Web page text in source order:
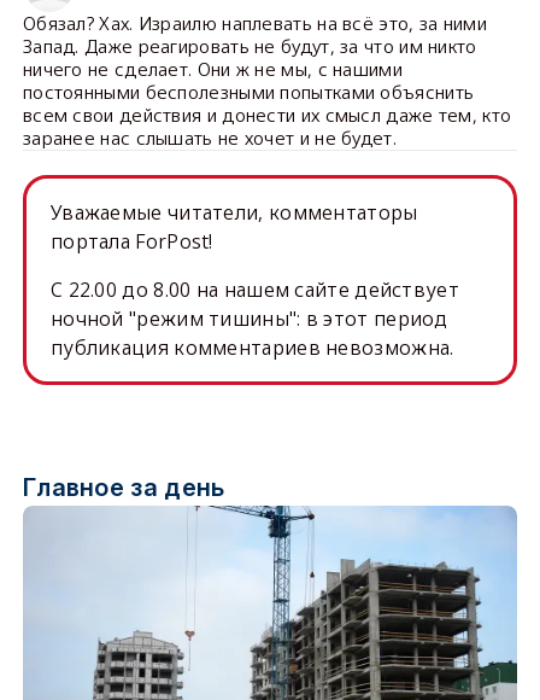
Обязал? Хах. Израилю наплевать на всё это, за ними
Запад. Даже реагировать не будут, за что им никто
ничего не сделает. Они ж не мы, с нашими
постоянными бесполезными попытками объяснить
всем свои действия и донести их смысл даже тем, кто
заранее нас слышать не хочет и не будет.
Уважаемые читатели, комментаторы
портала ForPost!
C 22.00 до 8.00 на нашем сайте действует
ночной "режим тишины": в этот период
публикация комментариев невозможна.
Главное за день